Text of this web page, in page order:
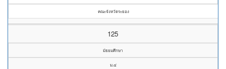
คณะจังหวัดระยอง
125
มัธยมศึกษา
ม.๔